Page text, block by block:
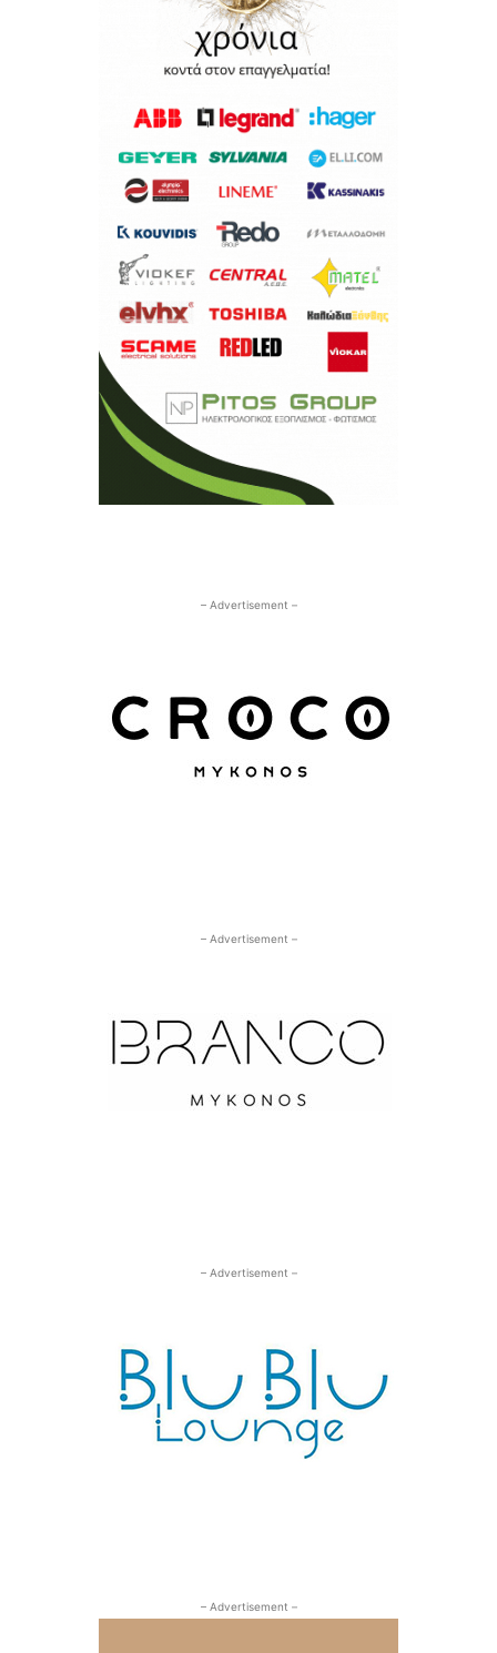
– Advertisement –
– Advertisement –
– Advertisement –
– Advertisement –